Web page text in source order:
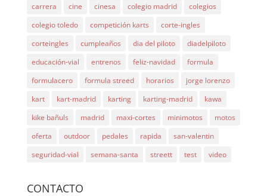
carrera
cine cinesa colegio madrid
colegios
colegio toledo
competición karts
corte-ingles
corteingles
cumpleaños dia del piloto
diadelpiloto
educación-vial
entrenos feliz-navidad
formula
formulacero
formula streed horarios
jorge lorenzo
kart
kart-madrid karting karting-madrid
kawa
kike bañuls
madrid maxi-cortes minimotos
motos
oferta
outdoor pedales rapida
san-valentin
seguridad-vial
semana-santa streett test video
CONTACTO